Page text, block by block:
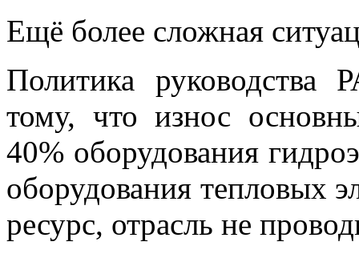
Ещё более сложная
Политика
тому, что износ
40% оборудования
оборудования тепловых
ресурс, отрасль не